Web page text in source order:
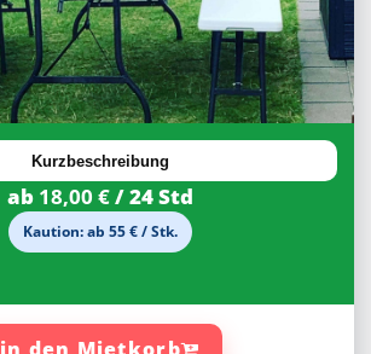
Kurzbeschreibung
ab 18,00 €/ 24 Std
Kaution: ab 55 € / Stk.